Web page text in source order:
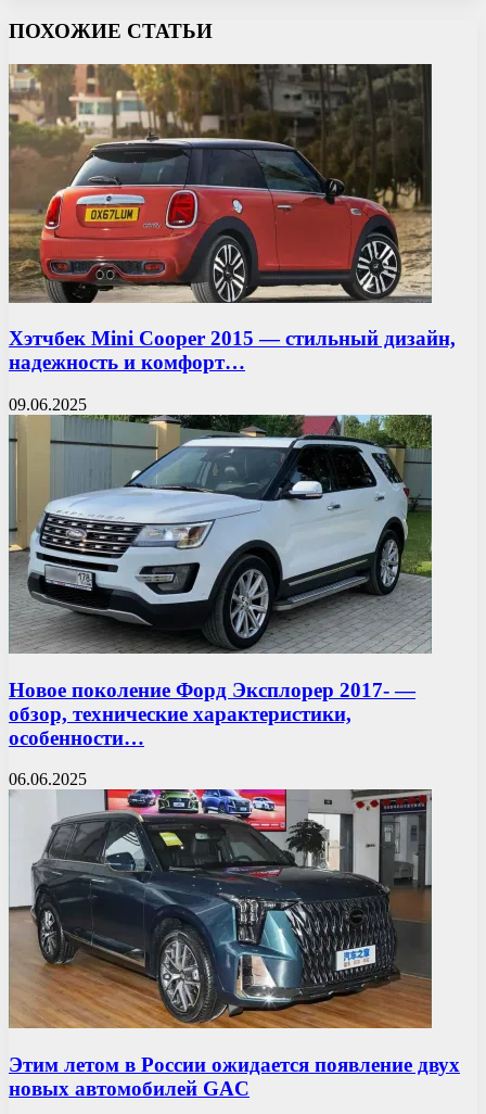
ПОХОЖИЕ СТАТЬИ
Хэтчбек Mini Cooper 2015 — стильный дизайн,
надежность и комфорт…
09.06.2025
Новое поколение Форд Эксплорер 2017- —
обзор, технические характеристики,
особенности…
06.06.2025
Этим летом в России ожидается появление двух
новых автомобилей GAC